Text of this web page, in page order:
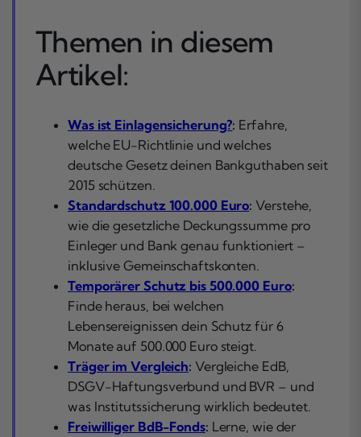
Themen in diesem
Artikel:
Was ist Einlagensicherung?: Erfahre,
welche EU-Richtlinie und welches
deutsche Gesetz deinen Bankguthaben seit
2015 schützen.
Standardschutz 100.000 Euro: Verstehe,
wie die gesetzliche Deckungssumme pro
Einleger und Bank genau funktioniert –
inklusive Gemeinschaftskonten.
Temporärer Schutz bis 500.000 Euro:
Finde heraus, bei welchen
Lebensereignissen dein Schutz für 6
Monate auf 500.000 Euro steigt.
Träger im Vergleich: Vergleiche EdB,
DSGV-Haftungsverbund und BVR – und
was Institutssicherung wirklich bedeutet.
Freiwilliger BdB-Fonds: Lerne, wie der